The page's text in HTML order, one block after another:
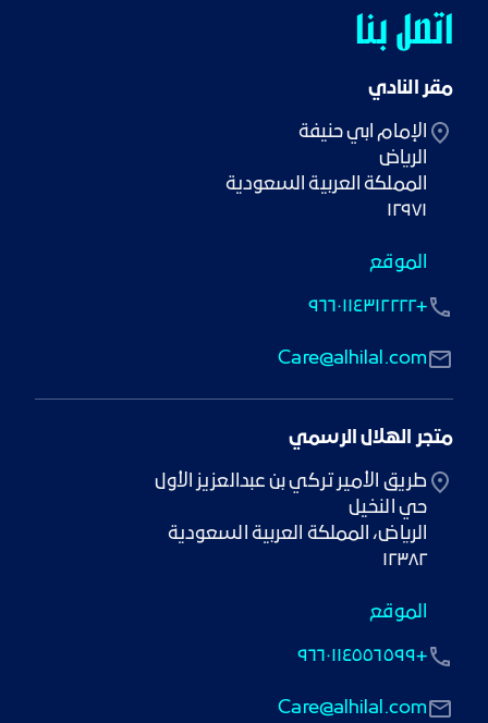
اتصل بنا
مقر النادي
١٢٩٧١
الموقع
Care@alhilal.com
+٩٦٦٠١١٤٣١٢٢٢٢
متجر الهلال الرسمي
حي النخيل
١٢٣٨٢
الموقع
Care@alhilal.com
+٩٦٦٠١١٤٥٥٦٥٩٩